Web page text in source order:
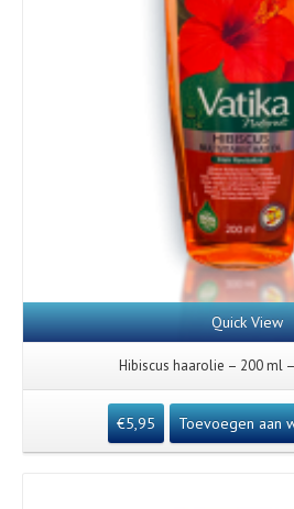
Quick View
Hibiscus haarolie – 200 ml
€5,95 Toevoegen aan